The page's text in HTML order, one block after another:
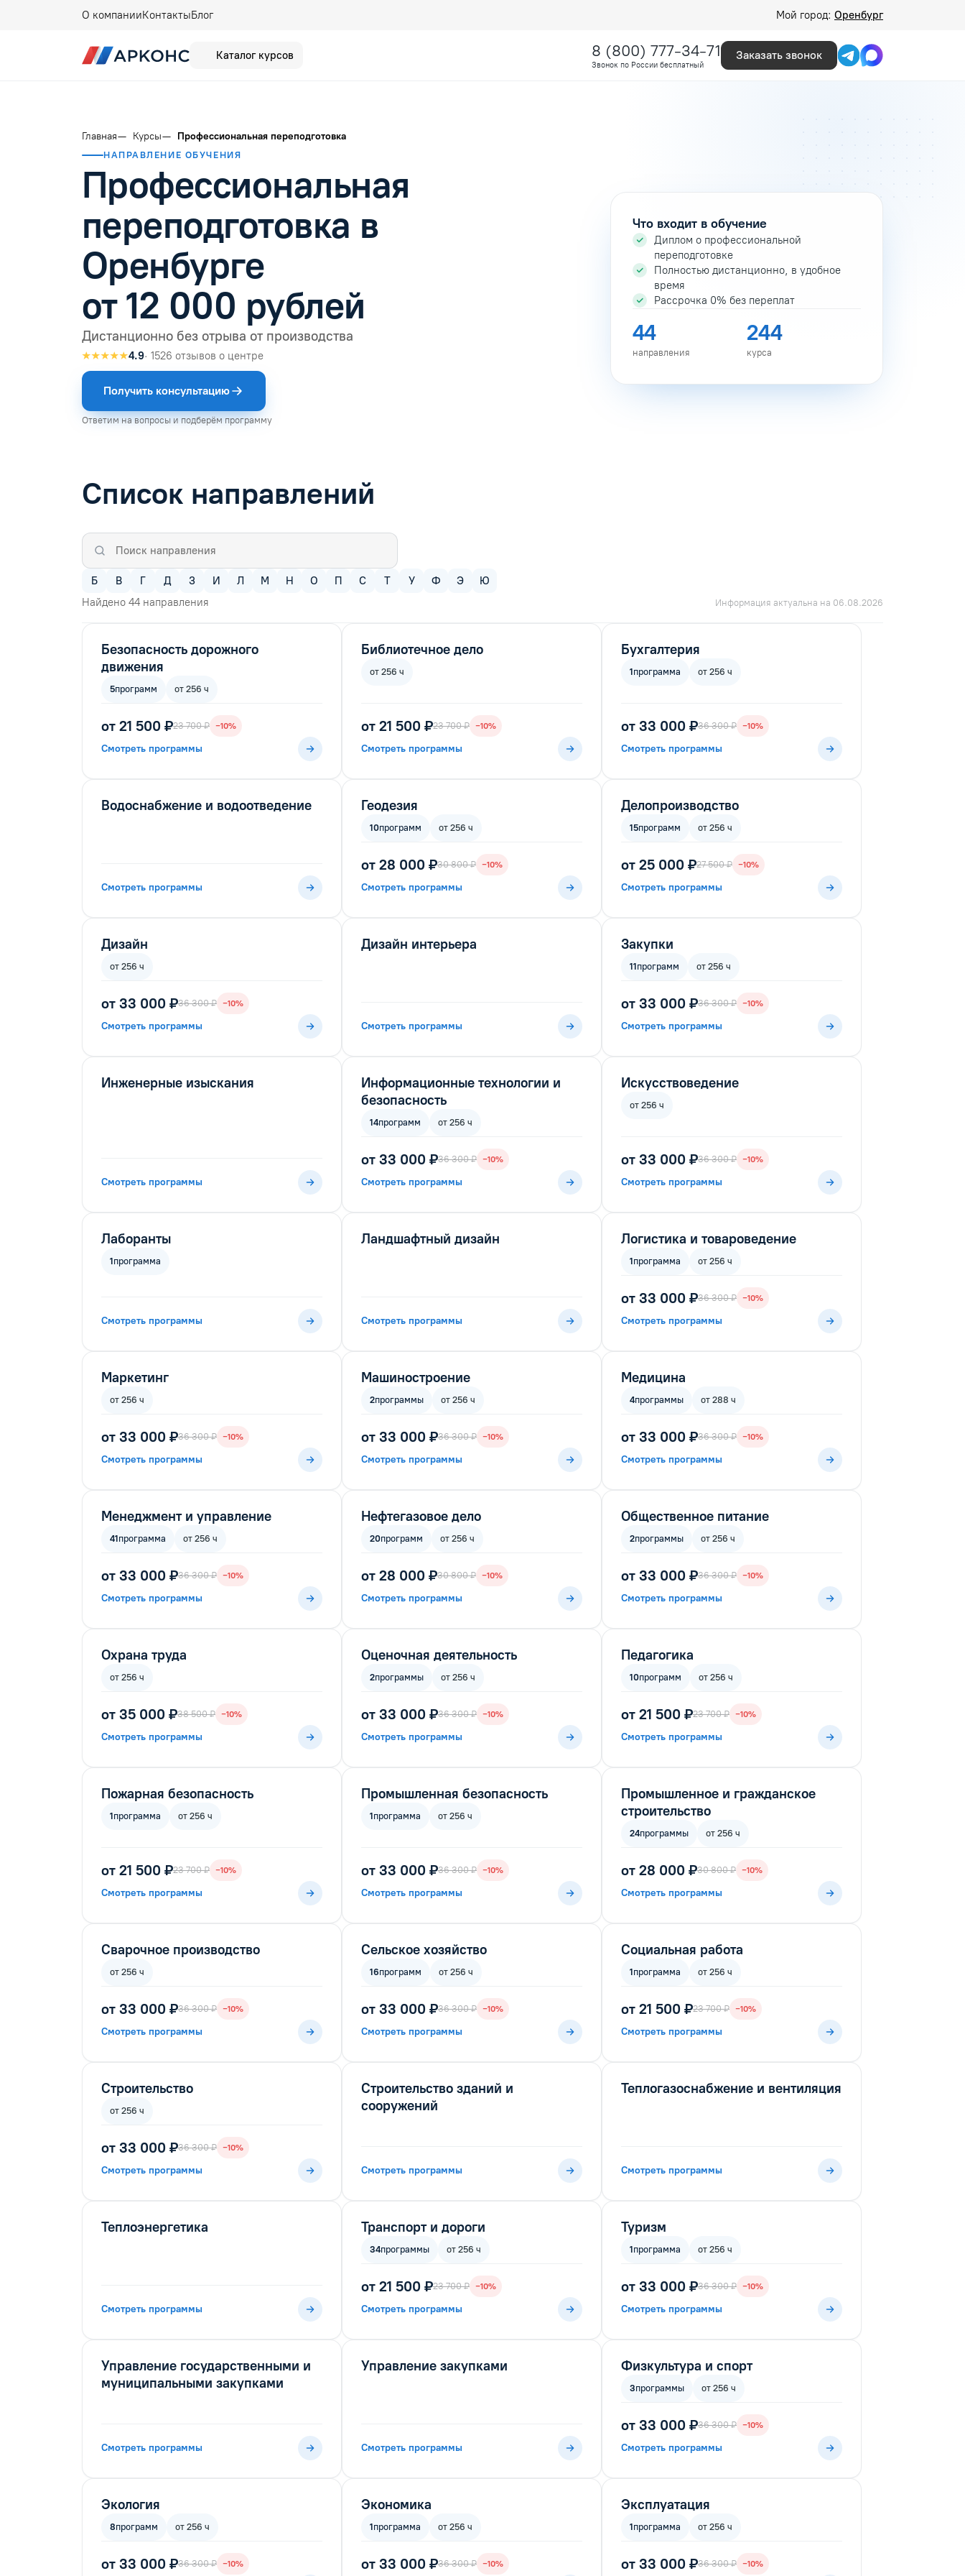
О компанииКонтактыБлог Мой город: Оренбург
Каталог курсов 8 (800) 777-34-71
Звонок по России бесплатный
Заказать звонок
Главная Курсы Профессиональная переподготовка
НАПРАВЛЕНИЕ ОБУЧЕНИЯ
Профессиональная
переподготовка в
Оренбурге
от 12 000 рублей
Дистанционно без отрыва от производства
★★★★★4.9· 1526 отзывов о центре
Получить консультацию
Ответим на вопросы и подберём программу
Что входит в обучение
Диплом о профессиональной
переподготовке
Полностью дистанционно, в удобное
время
Рассрочка 0% без переплат
44
направления
244
курса
Список направлений
Б В Г Д З И Л М Н О П С Т У Ф Э
Ю
Найдено 44 направления Информация актуальна на 06.08.2026
Безопасность дорожного
движения
5программ от 256 ч
от 21 500 ₽23 700 ₽ −10%
Смотреть программы
Библиотечное дело
от 256 ч
от 21 500 ₽23 700 ₽ −10%
Смотреть программы
Бухгалтерия
1программа от 256 ч
от 33 000 ₽36 300 ₽ −10%
Смотреть программы
Водоснабжение и водоотведение
Смотреть программы
Геодезия
10программ от 256 ч
от 28 000 ₽30 800 ₽ −10%
Смотреть программы
Делопроизводство
15программ от 256 ч
от 25 000 ₽27 500 ₽ −10%
Смотреть программы
Дизайн
от 256 ч
от 33 000 ₽36 300 ₽ −10%
Смотреть программы
Дизайн интерьера
Смотреть программы
Закупки
11программ от 256 ч
от 33 000 ₽36 300 ₽ −10%
Смотреть программы
Инженерные изыскания
Смотреть программы
Информационные технологии и
безопасность
14программ от 256 ч
от 33 000 ₽36 300 ₽ −10%
Смотреть программы
Искусствоведение
от 256 ч
от 33 000 ₽36 300 ₽ −10%
Смотреть программы
Лаборанты
1программа
Смотреть программы
Ландшафтный дизайн
Смотреть программы
Логистика и товароведение
1программа от 256 ч
от 33 000 ₽36 300 ₽ −10%
Смотреть программы
Маркетинг
от 256 ч
от 33 000 ₽36 300 ₽ −10%
Смотреть программы
Машиностроение
2программы от 256 ч
от 33 000 ₽36 300 ₽ −10%
Смотреть программы
Медицина
4программы от 288 ч
от 33 000 ₽36 300 ₽ −10%
Смотреть программы
Менеджмент и управление
41программа от 256 ч
от 33 000 ₽36 300 ₽ −10%
Смотреть программы
Нефтегазовое дело
20программ от 256 ч
от 28 000 ₽30 800 ₽ −10%
Смотреть программы
Общественное питание
2программы от 256 ч
от 33 000 ₽36 300 ₽ −10%
Смотреть программы
Охрана труда
от 256 ч
от 35 000 ₽38 500 ₽ −10%
Смотреть программы
Оценочная деятельность
2программы от 256 ч
от 33 000 ₽36 300 ₽ −10%
Смотреть программы
Педагогика
10программ от 256 ч
от 21 500 ₽23 700 ₽ −10%
Смотреть программы
Пожарная безопасность
1программа от 256 ч
от 21 500 ₽23 700 ₽ −10%
Смотреть программы
Промышленная безопасность
1программа от 256 ч
от 33 000 ₽36 300 ₽ −10%
Смотреть программы
Промышленное и гражданское
строительство
24программы от 256 ч
от 28 000 ₽30 800 ₽ −10%
Смотреть программы
Сварочное производство
от 256 ч
от 33 000 ₽36 300 ₽ −10%
Смотреть программы
Сельское хозяйство
16программ от 256 ч
от 33 000 ₽36 300 ₽ −10%
Смотреть программы
Социальная работа
1программа от 256 ч
от 21 500 ₽23 700 ₽ −10%
Смотреть программы
Строительство
от 256 ч
от 33 000 ₽36 300 ₽ −10%
Смотреть программы
Строительство зданий и
сооружений
Смотреть программы
Теплогазоснабжение и вентиляция
Смотреть программы
Теплоэнергетика
Смотреть программы
Транспорт и дороги
34программы от 256 ч
от 21 500 ₽23 700 ₽ −10%
Смотреть программы
Туризм
1программа от 256 ч
от 33 000 ₽36 300 ₽ −10%
Смотреть программы
Управление государственными и
муниципальными закупками
Смотреть программы
Управление закупками
Смотреть программы
Физкультура и спорт
3программы от 256 ч
от 33 000 ₽36 300 ₽ −10%
Смотреть программы
Экология
8программ от 256 ч
от 33 000 ₽36 300 ₽ −10%
Экономика
1программа от 256 ч
от 33 000 ₽36 300 ₽ −10%
Эксплуатация
1программа от 256 ч
от 33 000 ₽36 300 ₽ −10%